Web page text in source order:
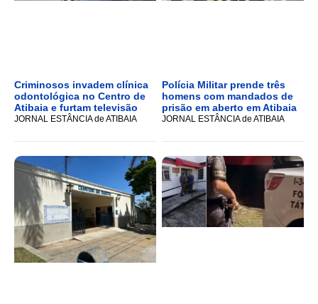
Criminosos invadem clínica
odontológica no Centro de
Atibaia e furtam televisão
JORNAL ESTÂNCIA de ATIBAIA
Polícia Militar prende três
homens com mandados de
prisão em aberto em Atibaia
JORNAL ESTÂNCIA de ATIBAIA